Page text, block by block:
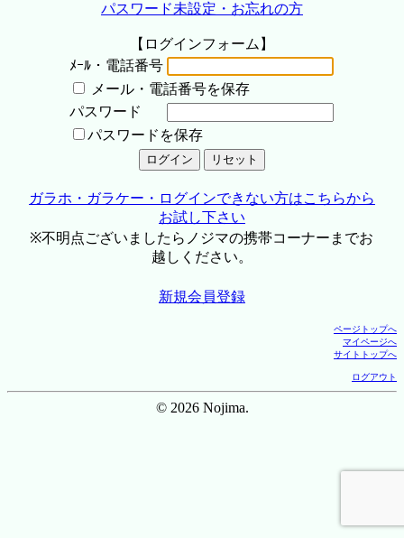
パスワード未設定・お忘れの方
【ログインフォーム】
ﾒｰﾙ・電話番号
メール・電話番号を保存
パスワード
パスワードを保存
ガラホ・ガラケー・ログインできない方はこちらから
お試し下さい
※不明点ございましたらノジマの携帯コーナーまでお
越しください。
新規会員登録
ページトップへ
マイページへ
サイトトップへ
ログアウト
© 2026 Nojima.